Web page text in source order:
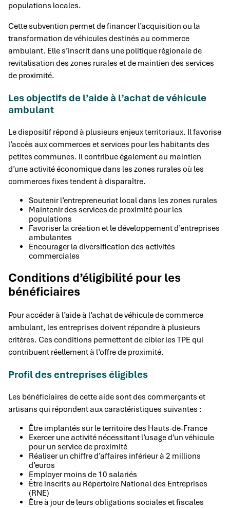
populations locales.
Cette subvention permet de financer l’acquisition ou la
transformation de véhicules destinés au commerce
ambulant. Elle s’inscrit dans une politique régionale de
revitalisation des zones rurales et de maintien des services
de proximité.
Les objectifs de l’aide à l’achat de véhicule
ambulant
Le dispositif répond à plusieurs enjeux territoriaux. Il favorise
l’accès aux commerces et services pour les habitants des
petites communes. Il contribue également au maintien
d’une activité économique dans les zones rurales où les
commerces fixes tendent à disparaître.
Soutenir l’entrepreneuriat local dans les zones rurales
Maintenir des services de proximité pour les
populations
Favoriser la création et le développement d’entreprises
ambulantes
Encourager la diversification des activités
commerciales
Conditions d’éligibilité pour les
bénéficiaires
Pour accéder à l’aide à l’achat de véhicule de commerce
ambulant, les entreprises doivent répondre à plusieurs
critères. Ces conditions permettent de cibler les TPE qui
contribuent réellement à l’offre de proximité.
Profil des entreprises éligibles
Les bénéficiaires de cette aide sont des commerçants et
artisans qui répondent aux caractéristiques suivantes :
Être implantés sur le territoire des Hauts-de-France
Exercer une activité nécessitant l’usage d’un véhicule
pour un service de proximité
Réaliser un chiffre d’affaires inférieur à 2 millions
d’euros
Employer moins de 10 salariés
Être inscrits au Répertoire National des Entreprises
(RNE)
Être à jour de leurs obligations sociales et fiscales